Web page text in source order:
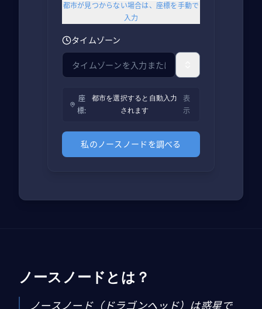
都市が見つからない場合は、座標を手動で
入力
タイムゾーン
座
標:
都市を選択すると自動入力
されます
表
示
私のノースノードを調べる
ノースノードとは？
ノースノード（ドラゴンヘッド）は惑星で